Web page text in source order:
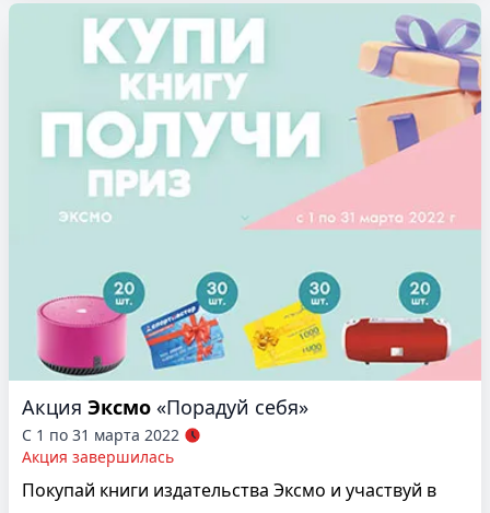
Акция Эксмо «Порадуй себя»
С 1 по 31 марта 2022
Акция завершилась
Покупай книги издательства Эксмо и участвуй в